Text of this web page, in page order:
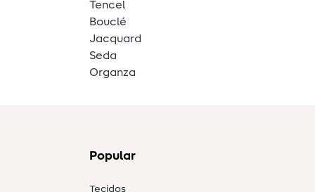
Tencel
Bouclé
Jacquard
Seda
Organza
Popular
Tecidos